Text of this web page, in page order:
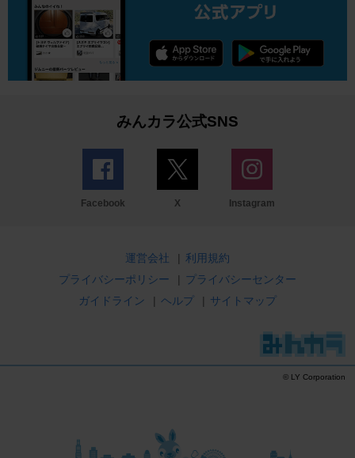
みんカラ公式SNS
Facebook X Instagram
運営会社 | 利用規約
プライバシーポリシー
| プライバシーセンター
ガイドライン
| ヘルプ | サイトマップ
© LY Corporation